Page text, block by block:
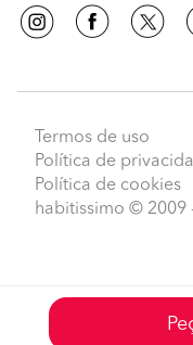
Termos de uso
Política de
Política de cookies
habitissimo © 2009